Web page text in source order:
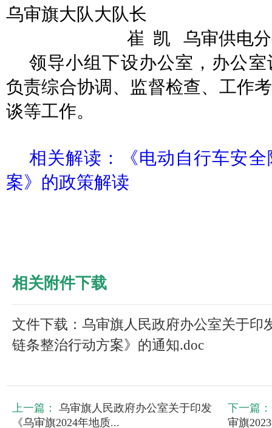
乌审旗大队大队长
崔 凯
乌审供电
领导小组下设办公室，办公
负责综合协调、监督检查、工作
谈等工作。
相关解读：《电动自行车安
案》的政策解读
相关附件下载
文件下载：乌审旗人民政府办公室关于印
链条整治行动方案》的通知.doc
上一篇：
乌审旗人民政府办公室关于印发
《乌审旗2024年地质...
下一篇：
审旗